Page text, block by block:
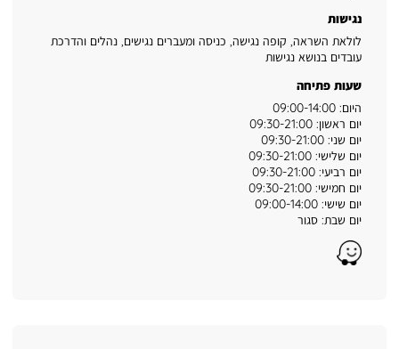
נגישות
לולאת השראה, קופה נגישה, כניסה ומעברים נגישים, נהלים והדרכת
עובדים בנושא נגישות
שעות פתיחה
היום: 09:00-14:00
יום ראשון: 09:30-21:00
יום שני: 09:30-21:00
יום שלישי: 09:30-21:00
יום רביעי: 09:30-21:00
יום חמישי: 09:30-21:00
יום שישי: 09:00-14:00
יום שבת: סגור
Waze